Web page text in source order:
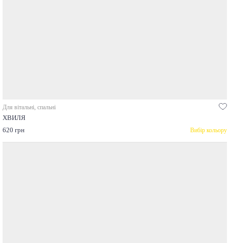
Для вітальні, спальні
ХВИЛЯ
620 грн
Вибір кольору